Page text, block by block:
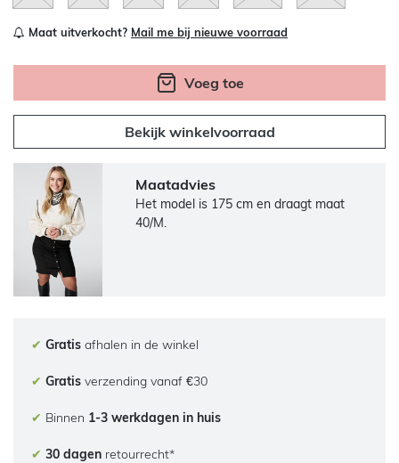
Maat uitverkocht? Mail me bij nieuwe voorraad
Voeg toe
Bekijk winkelvoorraad
Maatadvies
Het model is 175 cm en draagt maat
40/M.
✔ Gratis afhalen in de winkel
✔ Gratis verzending vanaf €30
✔ Binnen 1-3 werkdagen in huis
✔ 30 dagen retourrecht*